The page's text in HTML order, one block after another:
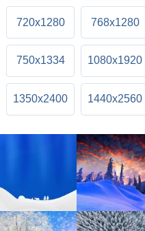
720x1280 768x1280
750x1334 1080x1920
1350x2400 1440x2560